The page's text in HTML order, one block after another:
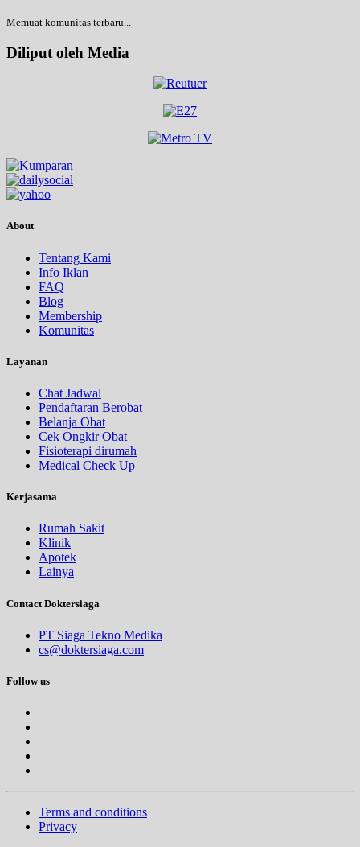
Memuat komunitas terbaru...
Diliput oleh Media
About
Tentang Kami
Info Iklan
FAQ
Blog
Membership
Komunitas
Layanan
Chat Jadwal
Pendaftaran Berobat
Belanja Obat
Cek Ongkir Obat
Fisioterapi dirumah
Medical Check Up
Kerjasama
Rumah Sakit
Klinik
Apotek
Lainya
Contact Doktersiaga
PT Siaga Tekno Medika
cs@doktersiaga.com
Follow us
Terms and conditions
Privacy